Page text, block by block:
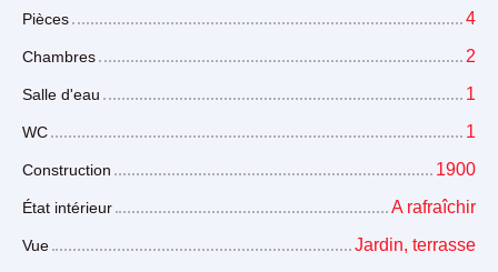
Pièces 4
Chambres 2
Salle d'eau 1
WC 1
Construction 1900
État intérieur A rafraîchir
Vue Jardin, terrasse